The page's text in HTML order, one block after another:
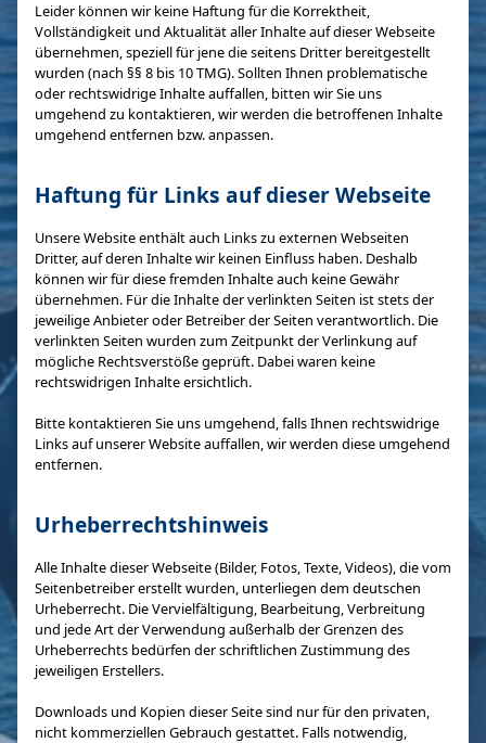
Leider können wir keine Haftung für die Korrektheit,
Vollständigkeit und Aktualität aller Inhalte auf dieser Webseite
übernehmen, speziell für jene die seitens Dritter bereitgestellt
wurden (nach §§ 8 bis 10 TMG). Sollten Ihnen problematische
oder rechtswidrige Inhalte auffallen, bitten wir Sie uns
umgehend zu kontaktieren, wir werden die betroffenen Inhalte
umgehend entfernen bzw. anpassen.
Haftung für Links auf dieser Webseite
Unsere Website enthält auch Links zu externen Webseiten
Dritter, auf deren Inhalte wir keinen Einfluss haben. Deshalb
können wir für diese fremden Inhalte auch keine Gewähr
übernehmen. Für die Inhalte der verlinkten Seiten ist stets der
jeweilige Anbieter oder Betreiber der Seiten verantwortlich. Die
verlinkten Seiten wurden zum Zeitpunkt der Verlinkung auf
mögliche Rechtsverstöße geprüft. Dabei waren keine
rechtswidrigen Inhalte ersichtlich.
Bitte kontaktieren Sie uns umgehend, falls Ihnen rechtswidrige
Links auf unserer Website auffallen, wir werden diese umgehend
entfernen.
Urheberrechtshinweis
Alle Inhalte dieser Webseite (Bilder, Fotos, Texte, Videos), die vom
Seitenbetreiber erstellt wurden, unterliegen dem deutschen
Urheberrecht. Die Vervielfältigung, Bearbeitung, Verbreitung
und jede Art der Verwendung außerhalb der Grenzen des
Urheberrechts bedürfen der schriftlichen Zustimmung des
jeweiligen Erstellers.
Downloads und Kopien dieser Seite sind nur für den privaten,
nicht kommerziellen Gebrauch gestattet. Falls notwendig,